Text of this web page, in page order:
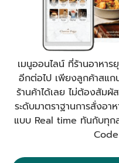
เมนูออนไลน์ ที่ร้านอาหา
อีกต่อไป เพียงลูกค้าสแ
ร้านค้าได้เลย ไม่ต้องสัมผั
ระดับมาตราฐานการสั่งอา
แบบ Real time ทันกับทุก